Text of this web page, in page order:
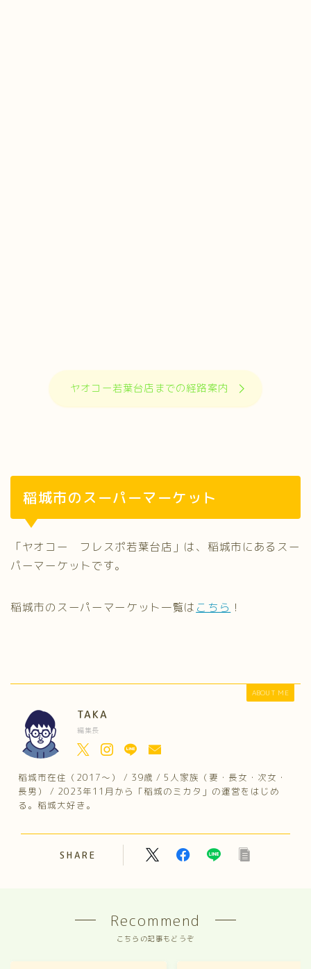
ヤオコー若葉台店までの経路案内
稲城市のスーパーマーケット
「ヤオコー フレスポ若葉台店」は、稲城市にあるスー
パーマーケットです。
稲城市のスーパーマーケット一覧は こちら ！
ABOUT ME
TAKA
編集長
稲城市在住（2017～） / 39歳 / 5人家族（妻・長女・次女・
長男） / 2023年11月から「稲城のミカタ」の運営をはじめ
る。稲城大好き。
SHARE
Recommend
こちらの記事もどうぞ